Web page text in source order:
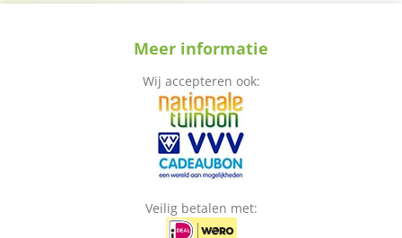
Meer informatie
Wij accepteren ook:
Veilig betalen met: